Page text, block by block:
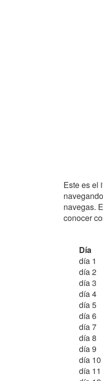
Este es el
navegas.
conocer
Día
día 1
día 2
día 3
día 4
día 5
día 6
día 7
día 8
día 9
día 10
día 11